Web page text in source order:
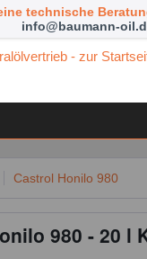
technische
info@baumann-
Castrol Honilo 980
980 - 20 l